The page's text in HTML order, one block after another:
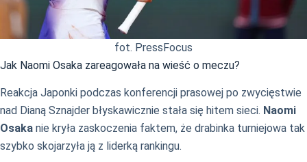
fot. PressFocus
Jak Naomi Osaka zareagowała na wieść o meczu?
Reakcja Japonki podczas konferencji prasowej po zwycięstwie
nad Dianą Sznajder błyskawicznie stała się hitem sieci. Naomi
Osaka nie kryła zaskoczenia faktem, że drabinka turniejowa tak
szybko skojarzyła ją z liderką rankingu.